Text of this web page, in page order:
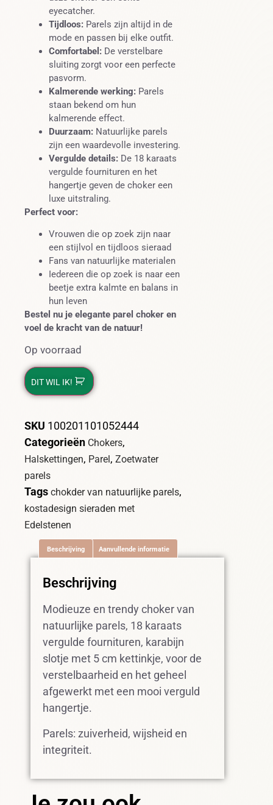
eyecatcher.
Tijdloos: Parels zijn altijd in de
mode en passen bij elke outfit.
Comfortabel: De verstelbare
sluiting zorgt voor een perfecte
pasvorm.
Kalmerende werking: Parels
staan bekend om hun
kalmerende effect.
Duurzaam: Natuurlijke parels
zijn een waardevolle investering.
Vergulde details: De 18 karaats
vergulde fournituren en het
hangertje geven de choker een
luxe uitstraling.
Perfect voor:
Vrouwen die op zoek zijn naar
een stijlvol en tijdloos sieraad
Fans van natuurlijke materialen
Iedereen die op zoek is naar een
beetje extra kalmte en balans in
hun leven
Bestel nu je elegante parel choker en
voel de kracht van de natuur!
Op voorraad
DIT WIL IK!
SKU 100201101052444
Categorieën Chokers,
Halskettingen, Parel, Zoetwater
parels
Tags chokder van natuurlijke parels,
kostadesign sieraden met
Edelstenen
Beschrijving Aanvullende informatie
Beschrijving
Modieuze en trendy choker van
natuurlijke parels, 18 karaats
vergulde fournituren, karabijn
slotje met 5 cm kettinkje, voor de
verstelbaarheid en het geheel
afgewerkt met een mooi verguld
hangertje.
Parels: zuiverheid, wijsheid en
integriteit.